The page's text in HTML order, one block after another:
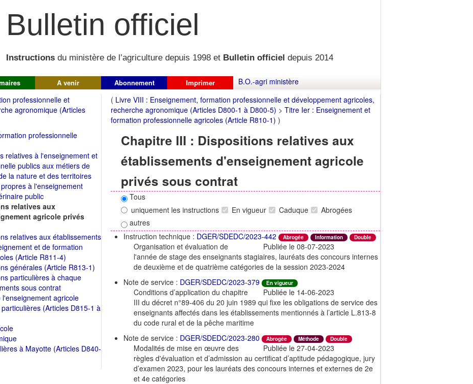
Bulletin officiel
Instructions du ministère de l’agriculture depuis 1998 et Bulletin officiel depuis 2014
A venir Abonnement Imprimer
B.O.-agri ministère
professionnelle et
agronomique (Articles
professionnelle
relatives à l'enseignement et
publics aux métiers de
la nature et des territoires
à l'enseignement
public
relatives aux
agricole privés
relatives aux établissements
et de formation
(Article R811-4)
générales (Article R813-1)
particulières à chaque
sous contrat
agricole
(Articles D815-1 à
à Mayotte (Articles D840-
( Livre VIII : Enseignement, formation professionnelle et développement agricoles,
recherche agronomique (Articles D800-1 à D800-5) > Titre Ier : Enseignement et
formation professionnelle agricoles (Article R810-1) )
Chapitre III : Dispositions relatives aux
établissements d'enseignement agricole
privés sous contrat
Tous
uniquement les instructions
En vigueur Caduque
Abrogées
autres
Instruction technique : DGER/SDEDC/2023-442 Abrogée Information Double
Publiée le 08-07-2023
Organisation et évaluation de
l'année de stage des enseignants stagiaires, lauréats des concours internes
de deuxième et de quatrième catégories de la session 2023-2024
Note de service : DGER/SDEDC/2023-379 En vigueur
Publiée le 14-06-2023
Conditions d’application du chapitre
III du décret n°89-406 du 20 juin 1989 qui fixe les obligations de service des
enseignants affectés dans les établissements mentionnés à l’article L.813-8
du code rural et de la pêche maritime
Note de service : DGER/SDEDC/2023-280 Abrogée Méthode Double
Publiée le 27-04-2023
Modalités de mise en œuvre des
règles d'évaluation et d’admission au certificat d’aptitude pédagogique, jury
d’examen 2023, pour les lauréats des concours internes et externes de 2e
et 4e catégories